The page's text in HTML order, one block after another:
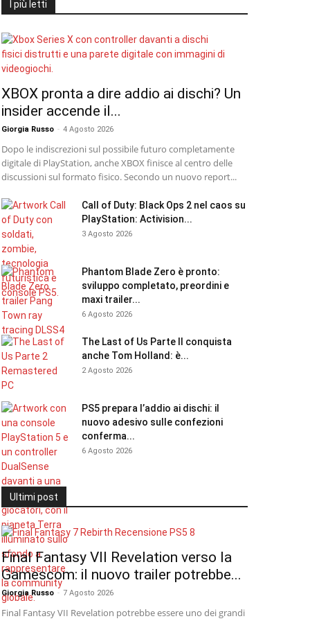
I più letti
XBOX pronta a dire addio ai dischi? Un
insider accende il...
Giorgia Russo - 4 Agosto 2026
Dopo le indiscrezioni sul possibile futuro completamente
digitale di PlayStation, anche XBOX finisce al centro delle
discussioni sul formato fisico. Secondo un nuovo report...
Call of Duty: Black Ops 2 nel caos su
PlayStation: Activision...
3 Agosto 2026
Phantom Blade Zero è pronto:
sviluppo completato, preordini e
maxi trailer...
6 Agosto 2026
The Last of Us Parte II conquista
anche Tom Holland: è...
2 Agosto 2026
PS5 prepara l’addio ai dischi: il
nuovo adesivo sulle confezioni
conferma...
6 Agosto 2026
Ultimi post
Final Fantasy VII Revelation verso la
Gamescom: il nuovo trailer potrebbe...
Giorgia Russo - 7 Agosto 2026
Final Fantasy VII Revelation potrebbe essere uno dei grandi